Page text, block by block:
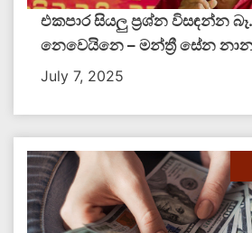
එකපාර සියලු ප්‍රශ්න විසඳන්න
නෙවෙයිනෙ – මන්ත්‍රී සේන
July 7, 2025